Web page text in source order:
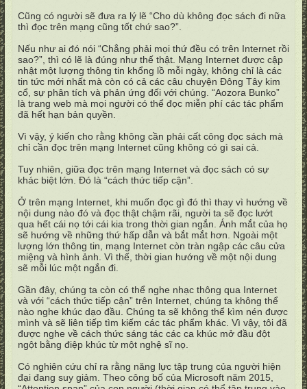
Cũng có người sẽ đưa ra lý lẽ “Cho dù không đọc sách đi nữa
thì đọc trên mạng cũng tốt chứ sao?”.
Nếu như ai đó nói “Chẳng phải mọi thứ đều có trên Internet rồi
sao?”, thì có lẽ là đúng như thế thật. Mạng Internet được cập
nhật một lượng thông tin khổng lồ mỗi ngày, không chỉ là các
tin tức mới nhất mà còn có cả các câu chuyện Đông Tây kim
cổ, sự phân tích và phản ứng đối với chúng. “Aozora Bunko”
là trang web mà mọi người có thể đọc miễn phí các tác phẩm
đã hết hạn bản quyền.
Vì vậy, ý kiến cho rằng không cần phải cất công đọc sách mà
chỉ cần đọc trên mạng Internet cũng không có gì sai cả.
Tuy nhiên, giữa đọc trên mạng Internet và đọc sách có sự
khác biệt lớn. Đó là “cách thức tiếp cận”.
Ở trên mạng Internet, khi muốn đọc gì đó thì thay vì hướng về
nội dung nào đó và đọc thật chậm rãi, người ta sẽ đọc lướt
qua hết cái nọ tới cái kia trong thời gian ngắn. Ánh mắt của họ
sẽ hướng về những thứ hấp dẫn và bắt mắt hơn. Ngoài một
lượng lớn thông tin, mạng Internet còn tràn ngập các câu cửa
miệng và hình ảnh. Vì thế, thời gian hướng về một nội dung
sẽ mỗi lúc một ngắn đi.
Gần đây, chúng ta còn có thể nghe nhạc thông qua Internet
và với “cách thức tiếp cận” trên Internet, chúng ta không thể
nào nghe khúc dạo đầu. Chúng ta sẽ không thể kìm nén được
mình và sẽ liên tiếp tìm kiếm các tác phẩm khác. Vì vậy, tôi đã
được nghe về cách thức sáng tác các ca khúc mở đầu đột
ngột bằng điệp khúc từ một nghệ sĩ nọ.
Có nghiên cứu chỉ ra rằng năng lực tập trung của người hiện
đại đang suy giảm. Theo công bố của Microsoft năm 2015,